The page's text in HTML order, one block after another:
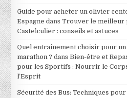
Guide pour acheter un olivier
Espagne dans Trouver le meilleur
Castelculier : conseils et astuces
Quel entraînement choisir pour
marathon ? dans Bien-être et
pour les Sportifs : Nourrir le
l’Esprit
Sécurité des Bus: Techniques